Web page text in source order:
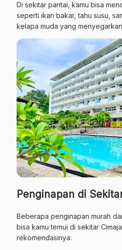
Di sekitar pantai, kamu bisa
seperti ikan bakar, tahu susu,
kelapa muda yang
Penginapan di
Beberapa penginapan murah
bisa kamu temui di sekitar
rekomendasinya: